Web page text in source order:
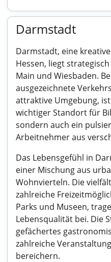
Darmstadt
Darmstadt, eine
Hessen, liegt
Main und Wiesbaden.
ausgezeichnete
attraktive Umgebung,
wichtiger Standort für
sondern auch ein
Arbeitnehmer aus
Das Lebensgefühl in
einer Mischung aus
Wohnvierteln. Die
zahlreiche
Parks und Museen,
Lebensqualität bei. Die
gefächertes
zahlreiche
bereichern.